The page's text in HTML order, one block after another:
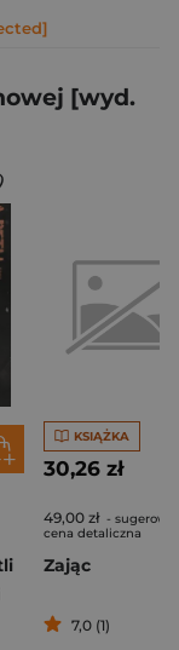
[wyd.
KSIĄŻKA
30,26 zł
49,00 zł -
cena detaliczna
Zając
7,0 (1)